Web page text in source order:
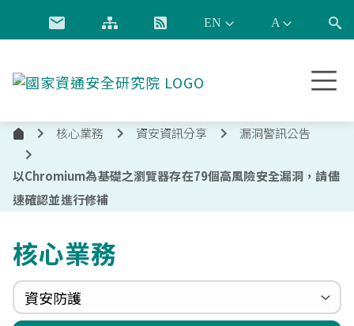
跳到主要內容
通
全
究
首
核心業務 資安資訊分享 漏洞警訊公告
以Chromium為基礎之瀏覽器存在79個高風險安全漏洞，請儘
速確認並進行修補
核心業務
資安防護